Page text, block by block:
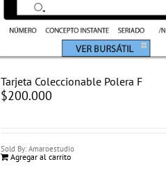
Tarjeta Coleccionable Polera F
$200.000
Sold By: Amaroestudio
Agregar al carrito